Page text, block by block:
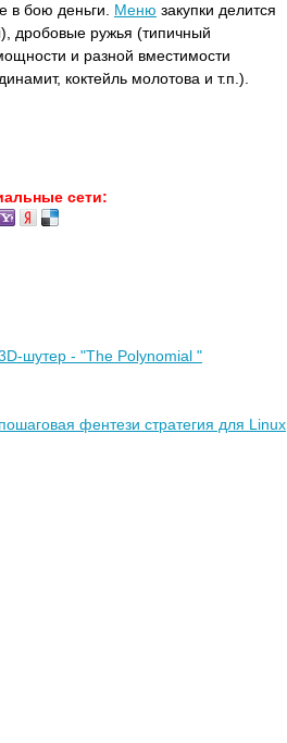
в бою деньги. Меню закупки делится
дробовые ружья (типичный
и разной вместимости
коктейль молотова и т.п.).
сети:
шутер - "The Polynomial "
фентези стратегия для Linux